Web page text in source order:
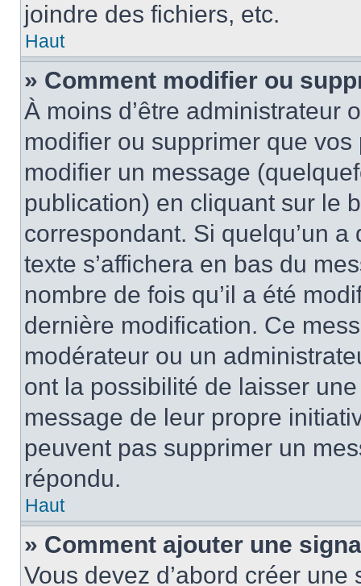
joindre des fichiers, etc.
Haut
» Comment modifier ou
À moins d’être administrateur
modifier ou supprimer que
modifier un message
publication) en cliquant sur le
correspondant. Si quelqu’un
texte s’affichera en bas du
nombre de fois qu’il a été
dernière modification. Ce
modérateur ou un
ont la possibilité de laisser
message de leur propre
peuvent pas supprimer un
répondu.
Haut
» Comment ajouter une
Vous devez d’abord créer